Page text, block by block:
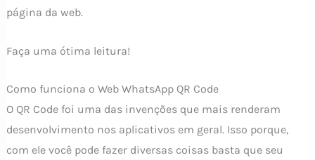
página da web.
Faça uma ótima leitura!
Como funciona o Web WhatsApp QR Code
O QR Code foi uma das invenções que mais renderam
desenvolvimento nos aplicativos em geral. Isso porque,
com ele você pode fazer diversas coisas basta que seu